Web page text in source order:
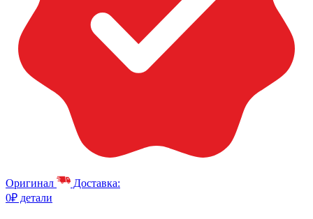
Оригинал
Доставка:
0₽ детали